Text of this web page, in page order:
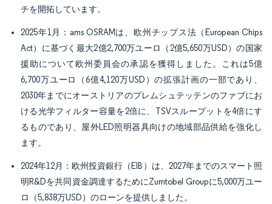
チを開拓しています。
2025年1月：ams OSRAMは、欧州チップス法（European Chips
Act）に基づく最大2億2,700万ユーロ（2億5,650万USD）の国家
援助について欧州委員会の承認を獲得しました。これは5億
6,700万ユーロ（6億4,120万USD）の拡張計画の一部であり、
2030年までにオーストリアのプレムシュテッテンのファブにお
ける光学フィルター容量を2倍に、TSVスループットを4倍にす
るものであり、屋外LED照明器具向けの地域部品供給を強化し
ます。
2024年12月：欧州投資銀行（EIB）は、2027年までのスマート照
明R&Dを共同資金調達するためにZumtobel Groupに5,000万ユー
ロ（5,838万USD）のローンを提供しました。